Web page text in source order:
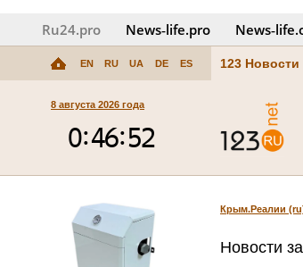
Ru24.pro News‑life.pro
EN RU UA DE ES 123 Новости
8 августа 2026 года
Крым.Реалии
Новости